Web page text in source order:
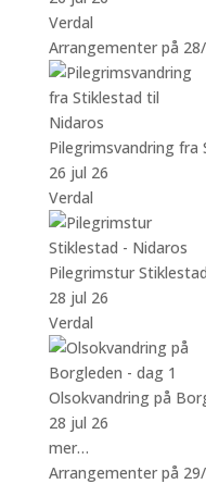
Verdal
Arrangementer på
Pilegrimsvandring
26 jul 26
Verdal
Pilegrimstur
28 jul 26
Verdal
Olsokvandring på
28 jul 26
mer…
Arrangementer på